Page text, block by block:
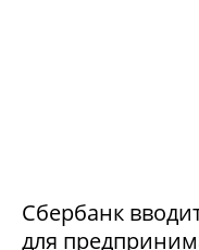
Сбербанк
для